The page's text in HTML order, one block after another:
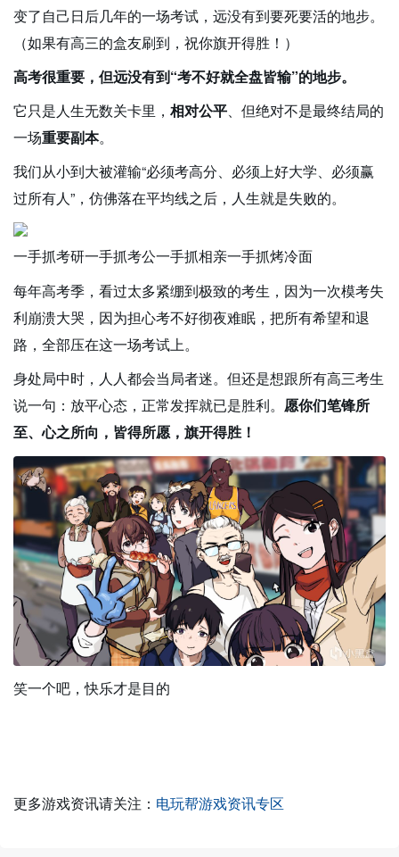
变了自己日后几年的一场考试，远没有到要死要活的地步。
（如果有高三的盒友刷到，祝你旗开得胜！）
高考很重要，但远没有到“考不好就全盘皆输”的地步。
它只是人生无数关卡里， 相对公平 、但绝对不是最终结局的
一场重要副本。
我们从小到大被灌输“必须考高分、必须上好大学、必须赢
过所有人”，仿佛落在平均线之后，人生就是失败的。
一手抓考研一手抓考公一手抓相亲一手抓烤冷面
每年高考季，看过太多紧绷到极致的考生，因为一次模考失
利崩溃大哭，因为担心考不好彻夜难眠，把所有希望和退
路，全部压在这一场考试上。
身处局中时，人人都会当局者迷。但还是想跟所有高三考生
说一句：放平心态，正常发挥就已是胜利。 愿你们笔锋所
至、心之所向，皆得所愿，旗开得胜！
笑一个吧，快乐才是目的
更多游戏资讯请关注： 电玩帮游戏资讯专区